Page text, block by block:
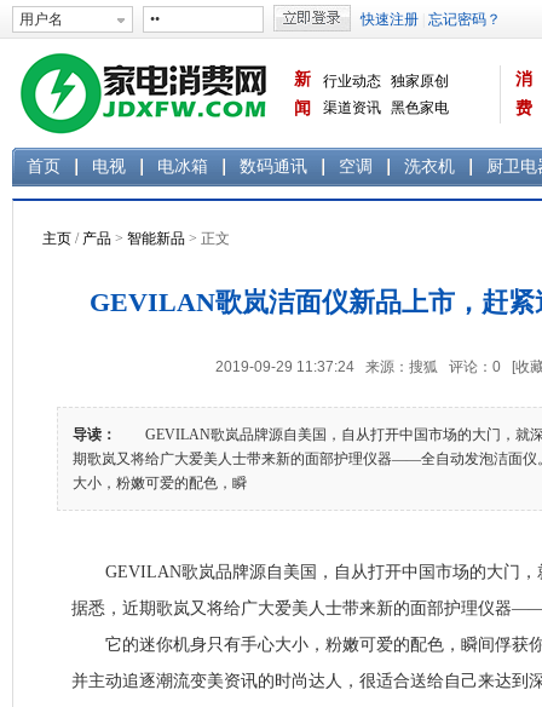
新
闻
行业动态 独家原创
渠道资讯 黑色家电
消
费
首页 电视 电冰箱 数码通讯 空调 洗衣机 厨卫电
主页 / 产品 > 智能新品 > 正文
GEVILAN歌岚洁面仪新品上市，赶紧
2019-09-29 11:37:24 来源：搜狐 评论： 0 [收
导读：
GEVILAN歌岚品牌源自美国，自从打开中国市场的大门，就
期歌岚又将给广大爱美人士带来新的面部护理仪器——全自动发泡洁
大小，粉嫩可爱的配色，瞬
GEVILAN歌岚品牌源自美国，自从打开中国市场的大门，
据悉，近期歌岚又将给广大爱美人士带来新的面部护理仪器
它的迷你机身只有手心大小，粉嫩可爱的配色，瞬间俘获
并主动追逐潮流变美资讯的时尚达人，很适合送给自己来达到